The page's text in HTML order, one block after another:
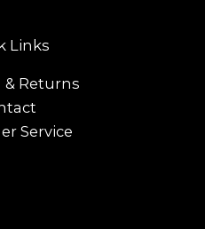
Links
Returns
Service